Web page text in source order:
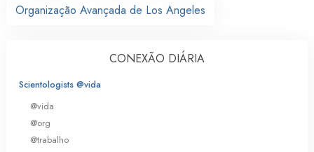
Organização Avançada de Los Angeles
CONEXÃO DIÁRIA
Scientologists @vida
@vida
@org
@trabalho